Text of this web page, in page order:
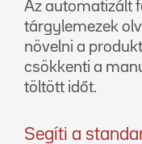
Az automatizált
tárgylemezek
növelni a
csökkenti a
töltött időt.
Segíti a